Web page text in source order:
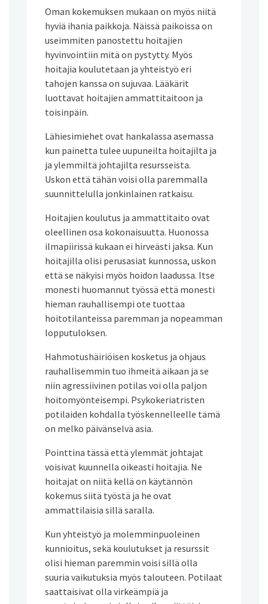
Oman kokemuksen mukaan on myös niitä
hyviä ihania paikkoja. Näissä paikoissa on
useimmiten panostettu hoitajien
hyvinvointiin mitä on pystytty. Myös
hoitajia koulutetaan ja yhteistyö eri
tahojen kanssa on sujuvaa. Lääkärit
luottavat hoitajien ammattitaitoon ja
toisinpäin.
Lähiesimiehet ovat hankalassa asemassa
kun painetta tulee uupuneilta hoitajilta ja
ja ylemmiltä johtajilta resursseista.
Uskon että tähän voisi olla paremmalla
suunnittelulla jonkinlainen ratkaisu.
Hoitajien koulutus ja ammattitaito ovat
oleellinen osa kokonaisuutta. Huonossa
ilmapiirissä kukaan ei hirveästi jaksa. Kun
hoitajilla olisi perusasiat kunnossa, uskon
että se näkyisi myös hoidon laadussa. Itse
monesti huomannut työssä että monesti
hieman rauhallisempi ote tuottaa
hoitotilanteissa paremman ja nopeamman
lopputuloksen.
Hahmotushäiriöisen kosketus ja ohjaus
rauhallisemmin tuo ihmeitä aikaan ja se
niin agressiivinen potilas voi olla paljon
hoitomyönteisempi. Psykokeriatristen
potilaiden kohdalla työskennelleelle tämä
on melko päivänselvä asia.
Pointtina tässä että ylemmät johtajat
voisivat kuunnella oikeasti hoitajia. Ne
hoitajat on niitä kellä on käytännön
kokemus siitä työstä ja he ovat
ammattilaisia sillä saralla.
Kun yhteistyö ja molemminpuoleinen
kunnioitus, sekä koulutukset ja resurssit
olisi hieman paremmin voisi sillä olla
suuria vaikutuksia myös talouteen. Potilaat
saattaisivat olla virkeämpiä ja